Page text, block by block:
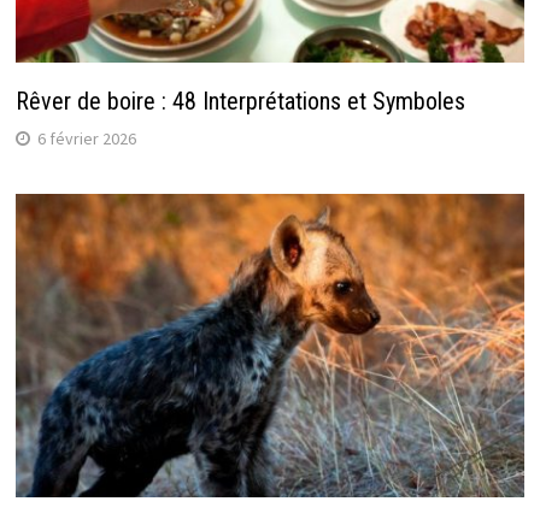
Rêver de boire : 48 Interprétations et Symboles
6 février 2026